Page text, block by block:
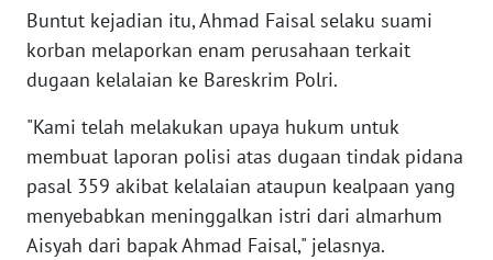
Buntut kejadian itu, Ahmad Faisal selaku suami
korban melaporkan enam perusahaan terkait
dugaan kelalaian ke Bareskrim Polri.
"Kami telah melakukan upaya hukum untuk
membuat laporan polisi atas dugaan tindak pidana
pasal 359 akibat kelalaian ataupun kealpaan yang
menyebabkan meninggalkan istri dari almarhum
Aisyah dari bapak Ahmad Faisal," jelasnya.
WN
BANTEN
NTT
WN
KEPRI